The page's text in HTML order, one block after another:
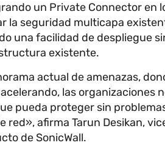
un Private Connector en
la seguridad multicapa
una facilidad de despliegue
existente.
actual de amenazas,
las organizaciones
pueda proteger sin
red», afirma Tarun Desikan,
de SonicWall.